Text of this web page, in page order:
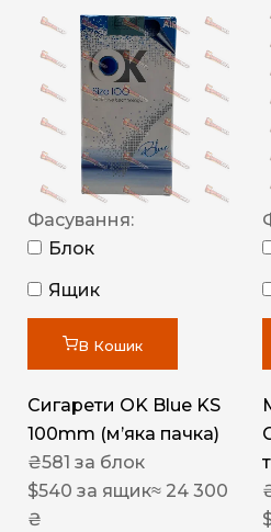
Фасування:
Блок
Ящик
В Кошик
Сигарети OK Blue KS
100mm (м’яка пачка)
₴581 за блок
$540 за ящик≈ 24 300
₴